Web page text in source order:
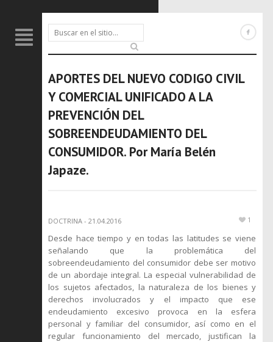
APORTES DEL NUEVO CODIGO CIVIL
Y COMERCIAL UNIFICADO A LA
PREVENCIÓN DEL
SOBREENDEUDAMIENTO DEL
CONSUMIDOR. Por María Belén
Japaze.
DOCTRINA - 21.04.2016 1
Desde hace tiempo y en todas las latitudes se viene
señalando que la problemática del
sobreendeudamiento del consumidor debe ser motivo
de un abordaje integral. La especial vulnerabilidad de
los sujetos afectados, la naturaleza de los bienes y
derechos involucrados y el impacto que ese
endeudamiento excesivo provoca en la esfera
personal y familiar del consumidor, así como en el
regular funcionamiento del mercado, justifican la